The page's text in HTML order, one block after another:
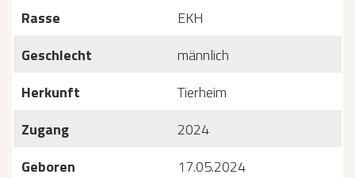
Rasse
EKH
Geschlecht
männlich
Herkunft
Tierheim
Zugang
2024
Geboren
17.05.2024